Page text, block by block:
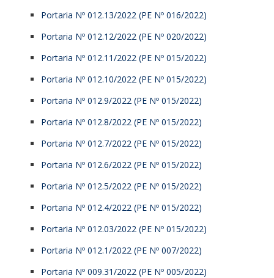
Portaria Nº 012.13/2022 (PE Nº 016/2022)
Portaria Nº 012.12/2022 (PE Nº 020/2022)
Portaria Nº 012.11/2022 (PE Nº 015/2022)
Portaria Nº 012.10/2022 (PE Nº 015/2022)
Portaria Nº 012.9/2022 (PE Nº 015/2022)
Portaria Nº 012.8/2022 (PE Nº 015/2022)
Portaria Nº 012.7/2022 (PE Nº 015/2022)
Portaria Nº 012.6/2022 (PE Nº 015/2022)
Portaria Nº 012.5/2022 (PE Nº 015/2022)
Portaria Nº 012.4/2022 (PE Nº 015/2022)
Portaria Nº 012.03/2022 (PE Nº 015/2022)
Portaria Nº 012.1/2022 (PE Nº 007/2022)
Portaria Nº 009.31/2022 (PE Nº 005/2022)